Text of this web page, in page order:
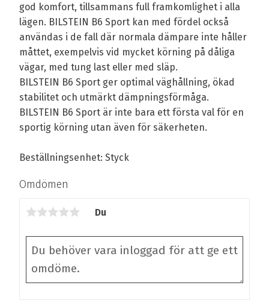
god komfort, tillsammans full framkomlighet i alla
lägen. BILSTEIN B6 Sport kan med fördel också
användas i de fall där normala dämpare inte håller
måttet, exempelvis vid mycket körning på dåliga
vägar, med tung last eller med släp.
BILSTEIN B6 Sport ger optimal väghållning, ökad
stabilitet och utmärkt dämpningsförmåga.
BILSTEIN B6 Sport är inte bara ett första val för en
sportig körning utan även för säkerheten.
Beställningsenhet: Styck
Omdömen
Du